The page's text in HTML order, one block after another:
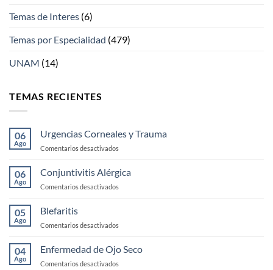
Temas de Interes (6)
Temas por Especialidad (479)
UNAM (14)
TEMAS RECIENTES
06
Ago
Urgencias Corneales y Trauma
Comentarios desactivados
Corneales
y
Trauma
06
Ago
Conjuntivitis Alérgica
Comentarios desactivados
05
Ago
Blefaritis
Comentarios desactivados
04
Ago
Enfermedad de Ojo Seco
Comentarios desactivados